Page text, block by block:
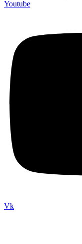
Youtube
Vk